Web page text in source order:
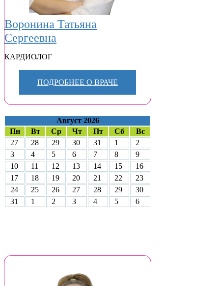
Воронина Татьяна
Сергеевна
КАРДИОЛОГ
ПОДРОБНЕЕ О ВРАЧЕ
Август 2026
Пн
Вт Ср Чт Пт Сб
Вс
27
28 29 30 31 1
2
3
4 5 6 7 8
9
10
11 12 13 14 15
16
17
18 19 20 21 22
23
24
25 26 27 28 29
30
31
1 2 3 4 5 6